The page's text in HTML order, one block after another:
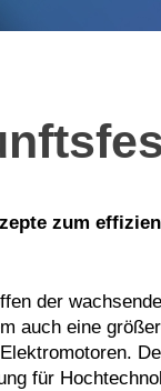
zum
der
auch eine
für